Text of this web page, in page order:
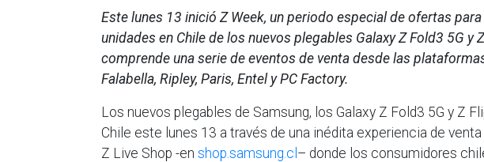
Este lunes 13 inició Z Week, un periodo especial de ofertas
unidades en Chile de los nuevos plegables Galaxy Z Fold3 5G y
comprende una serie de eventos de venta desde las
Falabella, Ripley, Paris, Entel y PC Factory.
Los nuevos plegables de Samsung, los Galaxy Z Fold3 5G y Z
Chile este lunes 13 a través de una inédita experiencia de
Z Live Shop -en shop.samsung.cl – donde los consumidores